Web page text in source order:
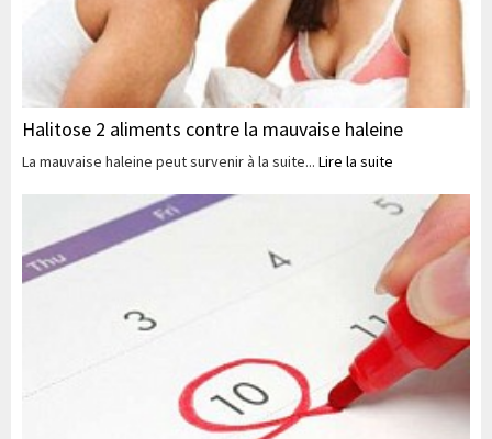
Halitose 2 aliments contre la mauvaise haleine
La mauvaise haleine peut survenir à la suite... Lire la suite